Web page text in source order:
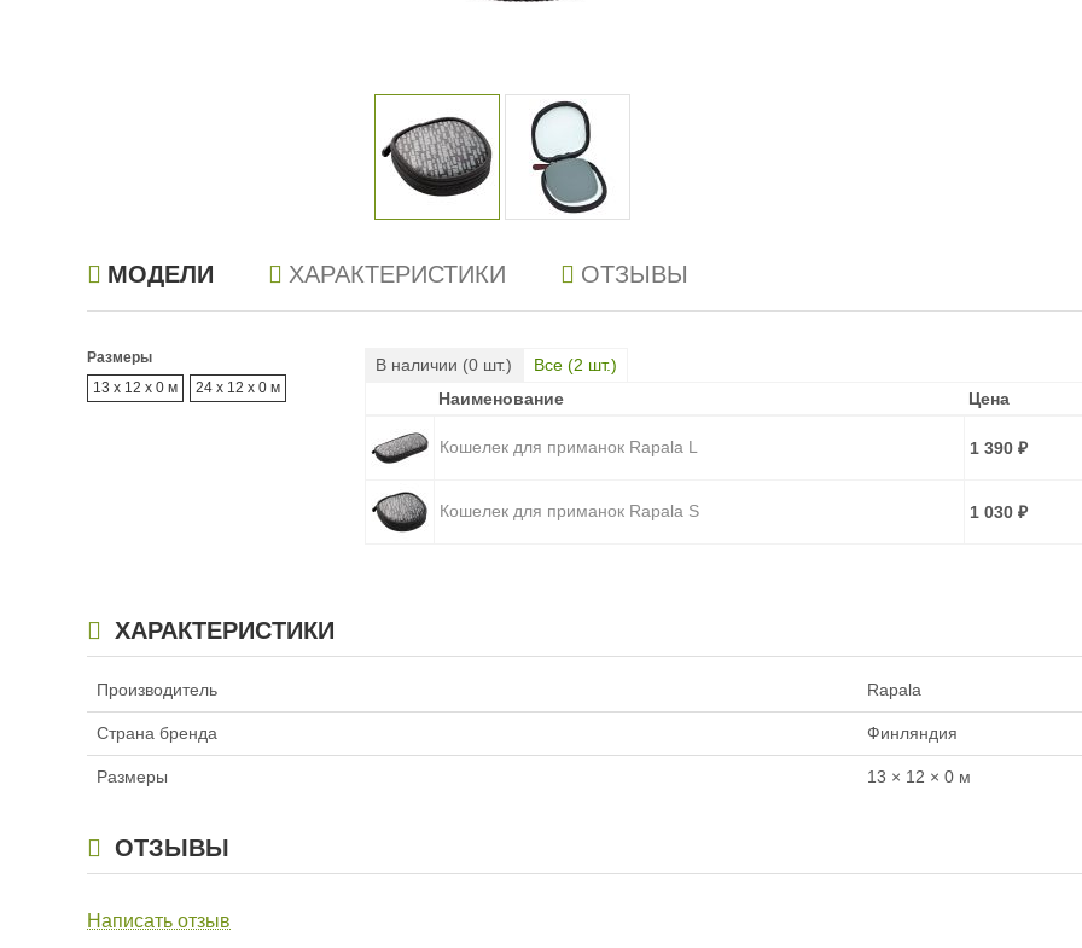
МОДЕЛИ ХАРАКТЕРИСТИКИ ОТЗЫВЫ
Размеры
13 x 12 x 0 м
24 x 12 x 0 м
В наличии (0 шт.) Все (2 шт.)
Наименование
Цена
Наименование Цена
Кошелек для приманок Rapala L 1 390 ₽
Кошелек для приманок Rapala S 1 030 ₽
ХАРАКТЕРИСТИКИ
Производитель Rapala
Страна бренда Финляндия
Размеры 13 × 12 × 0 м
ОТЗЫВЫ
Написать отзыв